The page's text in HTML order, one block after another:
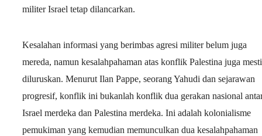
militer Israel tetap dilancarkan.
Kesalahan informasi yang berimbas agresi militer belum juga
mereda, namun kesalahpahaman atas konflik Palestina juga mesti
diluruskan. Menurut Ilan Pappe, seorang Yahudi dan sejarawan
progresif, konflik ini bukanlah konflik dua gerakan nasional
Israel merdeka dan Palestina merdeka. Ini adalah kolonialisme
pemukiman yang kemudian memunculkan dua kesalahpahaman